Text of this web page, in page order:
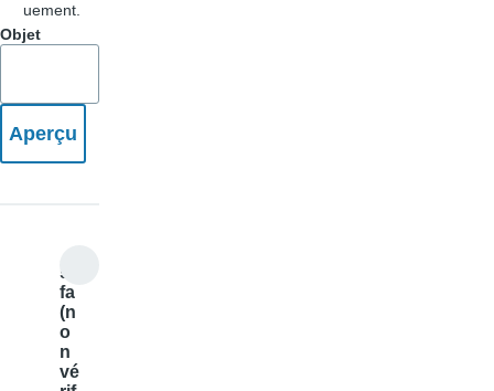
uement.
Objet
sa
fa
(n
o
n
vé